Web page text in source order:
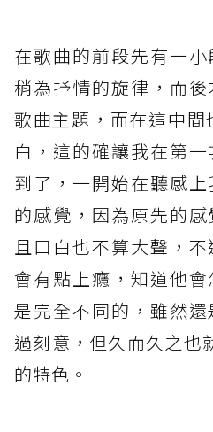
在歌曲的前段先有一小
稍為抒情的旋律，而
歌曲主題，而在這中
白，這的確讓我在第
到了，一開始在聽感
的感覺，因為原先的
且口白也不算大聲，
會有點上癮，知道他
是完全不同的，雖然
過刻意，但久而久之也
的特色。